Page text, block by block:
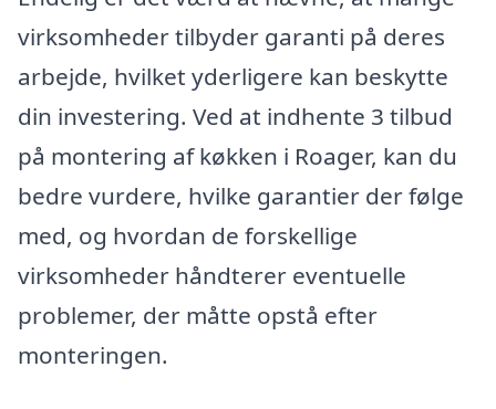
virksomheder tilbyder garanti på deres
arbejde, hvilket yderligere kan beskytte
din investering. Ved at indhente 3 tilbud
på montering af køkken i Roager, kan du
bedre vurdere, hvilke garantier der følge
med, og hvordan de forskellige
virksomheder håndterer eventuelle
problemer, der måtte opstå efter
monteringen.